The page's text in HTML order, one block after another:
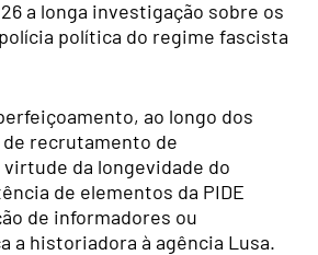
a longa investigação sobre os
política do regime fascista
ao longo dos
recrutamento de
da longevidade do
de elementos da PIDE
de informadores ou
a historiadora à agência Lusa.